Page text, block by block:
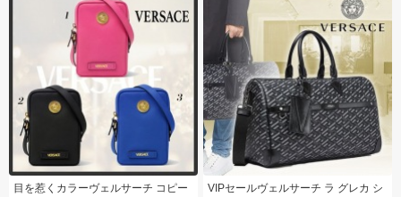
目を惹くカラーヴェルサーチ コピー
VIPセールヴェルサーチ ラ グレカ シ